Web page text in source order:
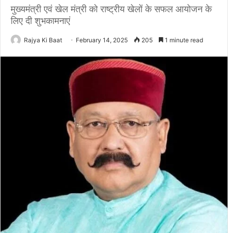
मुख्यमंत्री एवं खेल मंत्री को राष्ट्रीय खेलों के सफल आयोजन के
लिए दी शुभकामनाएं
Rajya Ki Baat February 14, 2025 205 1 minute read